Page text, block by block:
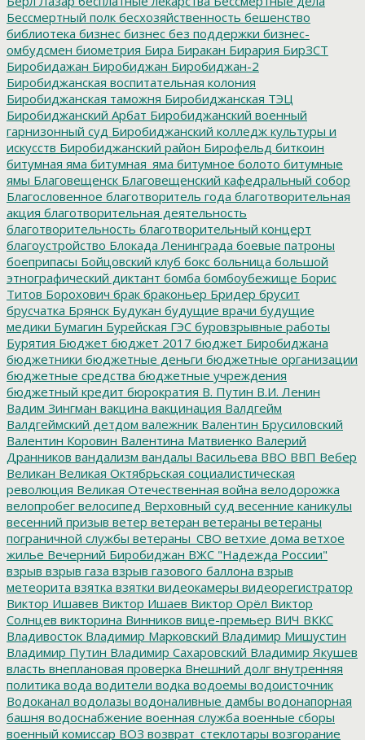
Бессмертный полк бесхозяйственность бешенство
библиотека бизнес бизнес без поддержки бизнес-
омбудсмен биометрия Бира Биракан Бирария БирЗСТ
Биробидажан Биробиджан Биробиджан-2
Биробиджанская воспитательная колония
Биробиджанская таможня Биробиджанская ТЭЦ
Биробиджанский Арбат Биробиджанский военный
гарнизонный суд Биробиджанский колледж культуры и
искусств Биробиджанский район Бирофельд биткоин
битумная яма битумная_яма битумное болото битумные
ямы Благовещенск Благовещенский кафедральный собор
Благословенное благотворитель года благотворительная
акция благотворительная деятельность
благотворительность благотворительный концерт
благоустройство Блокада Ленинграда боевые патроны
боеприпасы Бойцовский клуб бокс больница большой
этнографический диктант бомба бомбоубежище Борис
Титов Борохович брак браконьер Бридер брусит
брусчатка Брянск Будукан будущие врачи будущие
медики Бумагин Бурейская ГЭС буровзрывные работы
Бурятия Бюджет бюджет 2017 бюджет Биробиджана
бюджетники бюджетные деньги бюджетные организации
бюджетные средства бюджетные учреждения
бюджетный кредит бюрократия В. Путин В.И. Ленин
Вадим Зингман вакцина вакцинация Валдгейм
Валдгеймский детдом валежник Валентин Брусиловский
Валентин Коровин Валентина Матвиенко Валерий
Дранников вандализм вандалы Васильева ВВО ВВП Вебер
Великан Великая Октябрьская социалистическая
революция Великая Отечественная война велодорожка
велопробег велосипед Верховный суд весенние каникулы
весенний призыв ветер ветеран ветераны ветераны
пограничной службы ветераны_СВО ветхие дома ветхое
жилье Вечерний Биробиджан ВЖС "Надежда России"
взрыв взрыв газа взрыв газового баллона взрыв
метеорита взятка взятки видеокамеры видеорегистратор
Виктор Ишавев Виктор Ишаев Виктор Орёл Виктор
Солнцев викторина Винников вице-премьер ВИЧ ВККС
Владивосток Владимир Марковский Владимир Мишустин
Владимир Путин Владимир Сахаровский Владимир Якушев
власть внеплановая проверка Внешний долг внутренняя
политика вода водители водка водоемы водоисточник
Водоканал водолазы водоналивные дамбы водонапорная
башня водоснабжение военная служба военные сборы
военный комиссар ВОЗ возврат_стеклотары возгорание